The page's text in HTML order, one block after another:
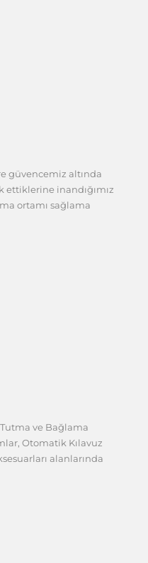
güvencemiz altında
inandığımız
ortamı sağlama
ve Bağlama
Otomatik Kılavuz
alanlarında